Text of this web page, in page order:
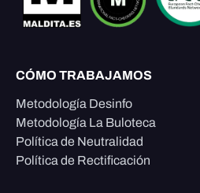
CÓMO TRABAJAMOS
Metodología Desinfo
Metodología La Buloteca
Política de Neutralidad
Política de Rectificación